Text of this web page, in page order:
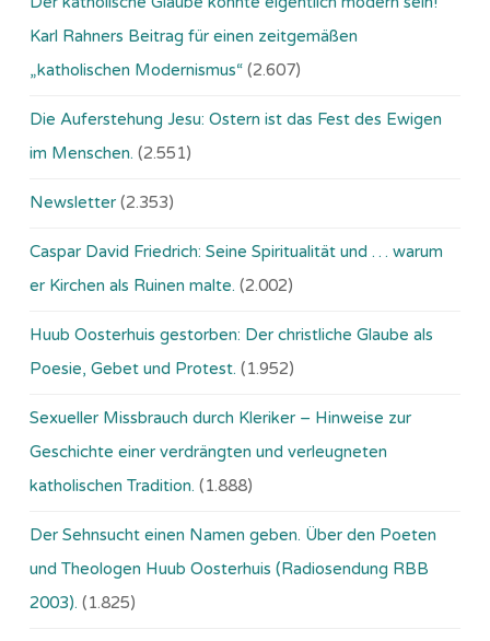
Karl Rahners Beitrag für einen zeitgemäßen
„katholischen Modernismus“ (2.607)
Die Auferstehung Jesu: Ostern ist das Fest des Ewigen
im Menschen. (2.551)
Newsletter (2.353)
Caspar David Friedrich: Seine Spiritualität und … warum
er Kirchen als Ruinen malte. (2.002)
Huub Oosterhuis gestorben: Der christliche Glaube als
Poesie, Gebet und Protest. (1.952)
Sexueller Missbrauch durch Kleriker – Hinweise zur
Geschichte einer verdrängten und verleugneten
katholischen Tradition. (1.888)
Der Sehnsucht einen Namen geben. Über den Poeten
und Theologen Huub Oosterhuis (Ra­dio­sen­dung RBB
2003). (1.825)